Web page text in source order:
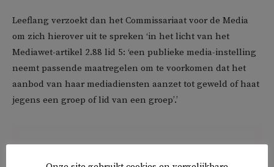
Leeflang verzoekt dan het Commissariaat voor de Media
om zich hierover uit te spreken ‘in het licht van het
Mediawet-artikel 2.88 lid 5: ‘een publieke media-instelling
neemt passende maatregelen om te voorkomen dat het
aanbod van haar mediadiensten aanzet tot geweld of haat
jegens een groep of lid van een groep’.’